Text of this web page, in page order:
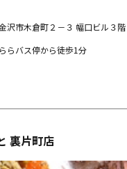
沢市木倉町２－３ 幅口ビル３階
らバス停から徒歩1分
裏片町店